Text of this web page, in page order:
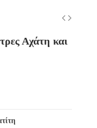
Αχάτη και